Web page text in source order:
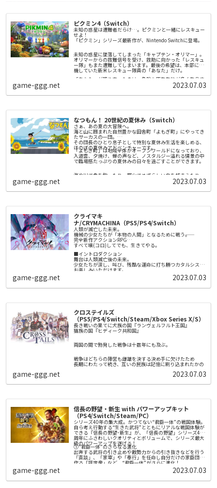
ピクミン4（Switch）
未知の惑星は遭難者だらけ…。ピクミンと一緒にレスキュー
せよ！
「ピクミン」シリーズ最新作が、Nintendo Switchに登場。
未知の惑星に墜落してしまった「キャプテン・オリマー」。
オリマーからの救難信号を受け、救助に向かった「レスキュ
ー隊」もまた遭難してしまいます。最後の希望は、本部に待
機していた新米レスキュー隊員の「あなた」だけ。
「あなた」が降り立ったのは、危険な原生生物が多く生息す
る謎の惑星。そこで出会ったふしぎな生き物「ピクミン」の
ピクミンは地面からひっこぬくと、ぞろぞろとついてきま
人公のためにせっせと働いてくれます。
ピクミンは、原生生物にも勇敢に立ち向かいます。1匹1匹は
か弱く、ときには食べられてしまうこともありますが、たく
さんのピクミンが力を合わせれば、大きな相手も倒すことが
できます。
ピクミンには、さまざまな種類がいます。「赤ピクミン」は
火に強く、「青ピクミン」は水中を泳ぐことができる…とい
ったような、いろいろな特徴があります。
新たに発見された「氷ピクミン」は、原生生物や水面を凍ら
せることができます。氷ピクミンに指示をすれば、凍らせた
物が凶暴化する、危険な夜の探索に繰り出します。
▼相棒「オッチン」
主人公と一緒に行動する宇宙犬の「オッチン」。オッチンだ
けで重いものを運んだり、背中に主人公とピクミンを乗せ
て、水の上を渡ることだってできます。また、探しているも
ののニオイをたどって、その場所まで連れて行ってくれま
す。
ピクミンやオッチンは、主人公の指示に従って働いてくれま
す。それぞれの特徴を知り、ダンドリよく正しい指示を出せ
ば、どんなピンチも乗り越えられるでしょう。
▼「ピクミン」を初めてプレイされる方へ
ピクミンはときに原生生物に食べられてしまったり、電気や
火にやられてしまい、ピクミンを失ってしまうこともあるか
もしれません。そんな時は、少し前に時間を巻き戻し、何度
できます。
ポインターで原生生物に狙いを定めて「エンゴ射撃」した
しいと思ったら、2Pがサポートしつつ、ストーリーを進める
ことができます。
game-ggg.net 2023.07.03
なつもん！ 20世紀の夏休み（Switch）
さぁ、あの夏の大冒険へ。
海と山に囲まれた自然豊かな田舎町「よもぎ町」にやってき
たサーカスの一団。
その団長のひとり息子として特別な夏休み生活を楽しめる、
ほのぼの夏休みアドベンチャーです。
「よもぎ町」は地域全体がオープンワールドになっており、
入道雲、夕焼け、蝉の声など、ノスタルジー溢れる情景の中
で臨場感たっぷりの夏休みの日々を過ごすことができます。
海や川で魚を釣ったり、野山でめずらしい虫を捕まえたり、
夏休みには楽しい遊びがたくさん！サーカスのお手伝いをす
るもよし、町で暮らす人々と交流するもよし。夏祭りでは花
火や盆踊りが夜を明るく彩ります。そして列車に乗れば隣町
の思い出を作りませんか？
夏休みや子供時代へのノスタルジーをテーマにしたゲームを
数多く手掛けてきた綾部和による『なつもん！ ２０世紀の夏
休み』がNintendo Switch™に登場です。
game-ggg.net 2023.07.03
クライマキ
ナ/CRYMACHINA（PS5/PS4/Switch）
人類が滅亡した未来。
機械の少女たちが「本物の人間」となるために戦う――。
完全新作アクションRPG
すべて壊(コロ)してでも、生きてやる。
■イントロダクション
舞台は人類滅亡後の未来。
少女たちが涙し、叫び、残酷な運命に打ち勝つカタルシスを
お楽しみいただけます。
病によって死の淵にたつ少女レーベン・ディステルは声を聞
「あなたは選ばれた。」
そして訪れる死。
しかしレーベンは再び目を覚ます。
エノアと名乗る機械の少女に迎えられて。
そこはエデンと呼ばれる構造体のなか。
エデンでは機械たちが人類再生のために
「本物の人間」を創造しようと稼働をつづけていた。
「本物の人間」になるための戦いに巻き込まれていく。
■ゲームの特徴
〇機械の少女たちが紡ぐ「愛」の物語
「家族」として共に生き抜くことを誓い合う少女たち。
そんな少女たちの心の機微を丁寧に描いた本作は、儚くも力
強さを感じさせる物語となっています。
〇戦いの舞台「エデン」と憩いの拠点「箱庭」
本作は戦いの舞台「エデン」と憩いの拠点「箱庭」のふたつ
の世界を行き来しながら物語を進めます。
「エデン」では敵との爽快感＆カタルシスのある攻防を楽し
めるほか、未知なる施設——未知なる敵——未知なるアイテ
ムなど、未知を探索し発見するロマンを味わえます。
「箱庭」ではキャラクターの強化ができるほか、お茶会と呼
ばれるキャラクターたちの日常会話や、収集した読み物や楽
〇爽快感＆カタルシスのある攻防
エデンでは3人のプレイアブルキャラクターをステージごと
に切り替えて戦うことができます。
戦闘時には近接攻撃と遠距離攻撃を切り替えながら爽快感の
あるコンボが繋がるほか、ジャスト回避やカウンターを用い
敵を倒すことで眷属機という、キャラクターの背面に浮遊す
game-ggg.net 2023.07.03
クロステイルズ
（PS5/PS4/Switch/Steam/Xbox Series X/S）
長き戦いの果てに犬族の国『ランヴェルフルト王国』
猫族の国『ヒディーク共和国』
両国の間で勃発した戦争は十数年にも及ぶ。
戦争はどちらの陣営も雌雄を決する決め手に欠けたため
長期にわたって続き、互いの民族は記憶に刷り込まれたかの
game-ggg.net 2023.07.03
信長の野望・新生 with パワーアップキット
（PS4/Switch/Steam/PC）
シリーズ40年の集大成。かつてない“君臣一体”の戦国体験。
自ら考え行動する“生きた武将”とともにリアルな戦国体験が
できる『信長の野望･新生』が、「信長の野望」シリーズ40
周年にふさわしいクオリティとボリュームで、シリーズ最大
級のパワーアップを遂げる！
①“君臣一体”のさらなる進化
出奔する武将の引き止めや敵勢力からの引き抜きなどを行う
「直談」、「家宰」や「奉行」を任命し自分だけの家臣団を
作る「評定衆」など、“君臣一体”がさらに進化！
にとどまらない、ダイナミックかつリアリティのある攻城戦
game-ggg.net 2023.07.03